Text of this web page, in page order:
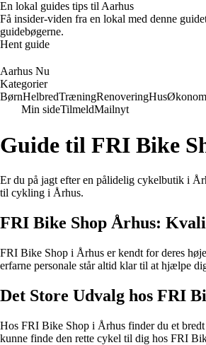
En lokal guides tips til Aarhus
Få insider-viden fra en lokal med denne
guidebøgerne.
Hent guide
Aarhus Nu
Kategorier
BørnHelbredTræningRenoveringHus
Min sideTilmeldMailnyt
Guide til FRI Bike
Er du på jagt efter en pålidelig cykelbutik i
til cykling i Århus.
FRI Bike Shop Århus:
FRI Bike Shop i Århus er kendt for deres
erfarne personale står altid klar til at hjælpe
Det Store Udvalg hos FRI
Hos FRI Bike Shop i Århus finder du et
kunne finde den rette cykel til dig hos FRI